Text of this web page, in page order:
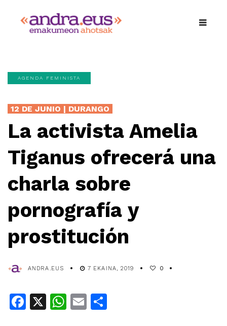
AGENDA FEMINISTA
12 DE JUNIO | DURANGO
La activista Amelia
Tiganus ofrecerá una
charla sobre
pornografía y
prostitución
ANDRA.EUS 7 EKAINA, 2019 0
Facebook
X WhatsApp
Email